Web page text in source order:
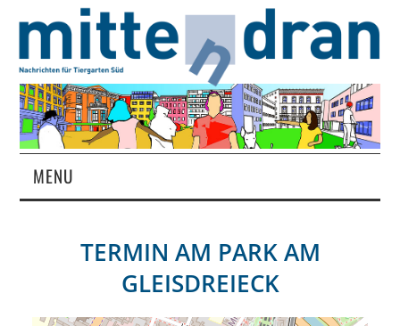
MENU
MAGAZIN
ÜBER UNS
TERMIN AM PARK AM
GLEISDREIECK